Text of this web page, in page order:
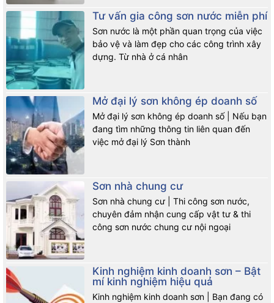
Tư vấn gia công sơn nước miễn phí
Sơn nước là một phần quan trọng của việc
bảo vệ và làm đẹp cho các công trình xây
dựng. Từ nhà ở cá nhân
Mở đại lý sơn không ép doanh số
Mở đại lý sơn không ép doanh số | Nếu bạn
đang tìm những thông tin liên quan đến
việc mở đại lý Sơn thành
Sơn nhà chung cư
Sơn nhà chung cư | Thi công sơn nước,
chuyên đảm nhận cung cấp vật tư & thi
công sơn nước chung cư nội ngoại
Kinh nghiệm kinh doanh sơn – Bật
mí kinh nghiệm hiệu quả
Kinh nghiệm kinh doanh sơn | Bạn đang có